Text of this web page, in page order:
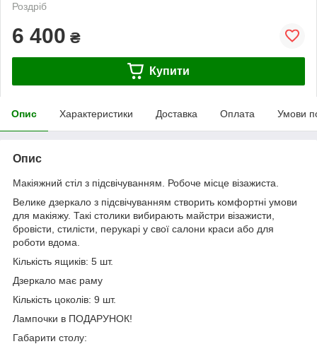
Роздріб
6 400 ₴
Купити
Опис Характеристики Доставка Оплата Умови
Опис
Макіяжний стіл з підсвічуванням. Робоче місце візажиста.
Велике дзеркало з підсвічуванням створить комфортні умови
для макіяжу. Такі столики вибирають майстри візажисти,
бровісти, стилісти, перукарі у свої салони краси або для
роботи вдома.
Кількість ящиків: 5 шт.
Дзеркало має раму
Кількість цоколів: 9 шт.
Лампочки в ПОДАРУНОК!
Габарити столу: